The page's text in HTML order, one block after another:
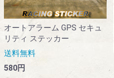
オートアラーム GPS セキュ
リティ ステッカー
送料無料
580円